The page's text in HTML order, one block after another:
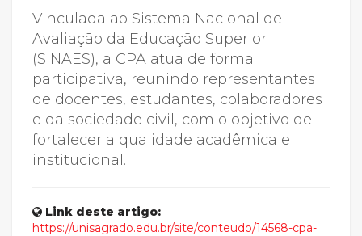
Vinculada ao Sistema Nacional de
Avaliação da Educação Superior
(SINAES), a CPA atua de forma
participativa, reunindo representantes
de docentes, estudantes, colaboradores
e da sociedade civil, com o objetivo de
fortalecer a qualidade acadêmica e
institucional.
Link deste artigo:
https://unisagrado.edu.br/site/conteudo/14568-cpa-